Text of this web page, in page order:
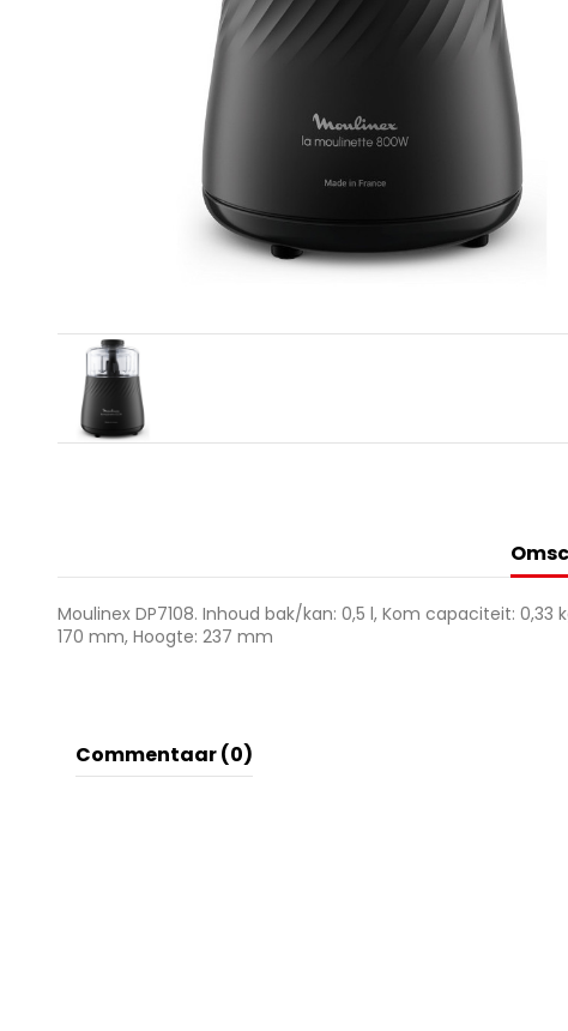
Moulinex DP7108. Inhoud bak/kan: 0,5 l, Kom capaciteit:
170 mm, Hoogte: 237 mm
Commentaar (0)